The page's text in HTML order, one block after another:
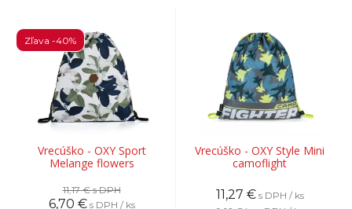
Vrecúško - OXY Sport
Melange flowers
Zľava -40%
11,17 €s DPH
6,70 € s DPH / ks
Vrecúško - OXY Style Mini
camoflight
11,27 € s DPH / ks